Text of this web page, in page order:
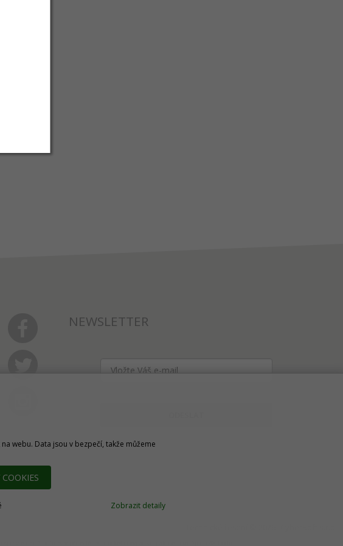
NEWSLETTER
webu. Data jsou v bezpečí, takže můžeme
COOKIES
Zobrazit detaily